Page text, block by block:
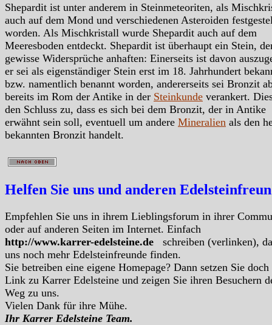
Shepardit ist unter anderem in Steinmeteoriten, als
auch auf dem Mond und verschiedenen Asteroiden
worden. Als Mischkristall wurde Shepardit auch auf dem
Meeresboden entdeckt. Shepardit ist überhaupt ein Stein,
gewisse Widersprüche anhaften: Einerseits ist davon
er sei als eigenständiger Stein erst im 18. Jahrhundert
bzw. namentlich benannt worden, andererseits sei Bronzit
bereits im Rom der Antike in der Steinkunde verankert.
den Schluss zu, dass es sich bei dem Bronzit, der in Antike
erwähnt sein soll, eventuell um andere Mineralien als den
bekannten Bronzit handelt.
Helfen Sie uns und anderen
Empfehlen Sie uns in ihrem Lieblingsforum in ihrer
oder auf anderen Seiten im Internet. Einfach
http://www.karrer-edelsteine.de
schreiben (verlinken),
uns noch mehr Edelsteinfreunde finden.
Sie betreiben eine eigene Homepage? Dann setzen Sie doch
Link zu Karrer Edelsteine und zeigen Sie ihren Besuchern
Weg zu uns.
Vielen Dank für ihre Mühe.
Ihr Karrer Edelsteine Team.